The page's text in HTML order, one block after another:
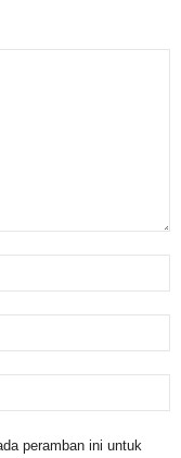
peramban ini untuk